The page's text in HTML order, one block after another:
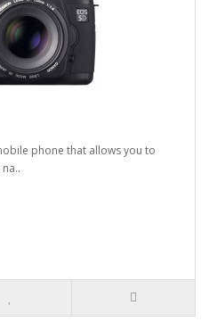
phone that allows you to